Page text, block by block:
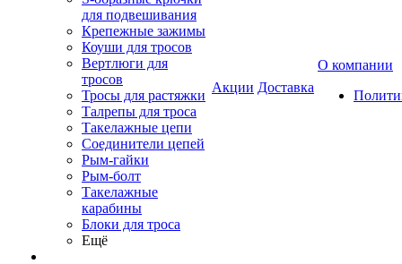
для подвешивания
Крепежные зажимы
Коуши для тросов
Вертлюги для
тросов
Тросы для растяжки
Талрепы для троса
Такелажные цепи
Соединители цепей
Рым-гайки
Рым-болт
Такелажные
карабины
Блоки для троса
Ещё
Акции Доставка
О компании